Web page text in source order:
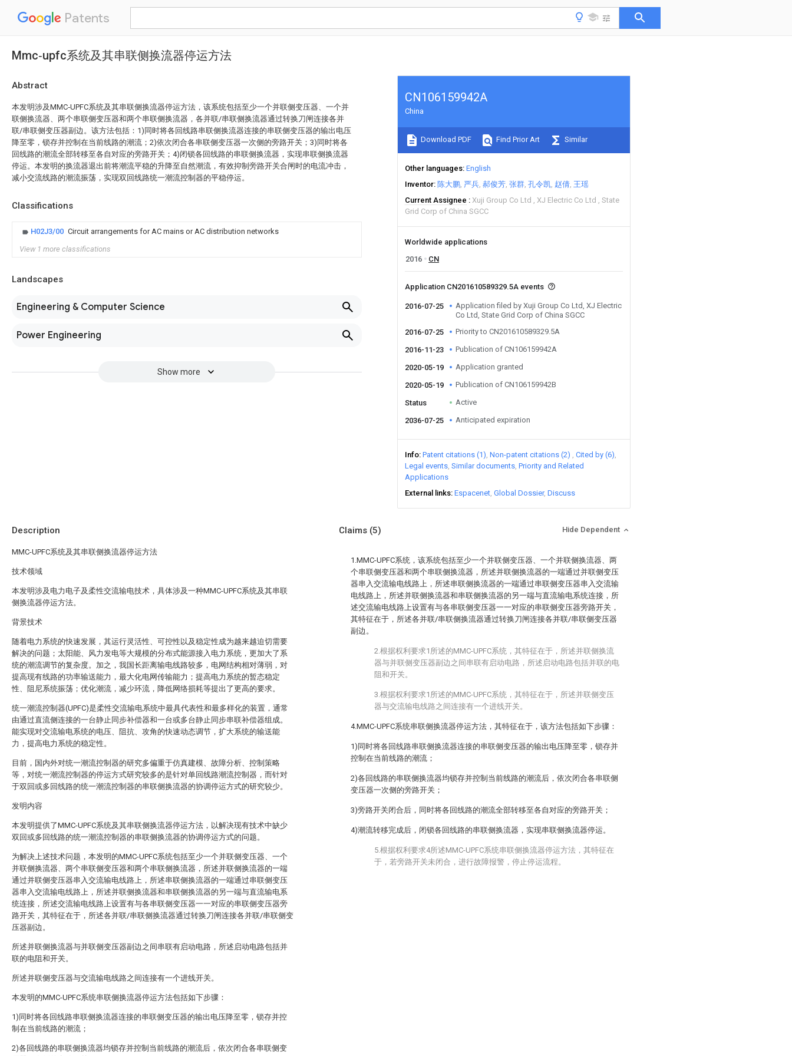
Patents
Mmc‑upfc系统及其串联侧换流器停运方法
Abstract
本发明涉及MMC‑UPFC系统及其串联侧换流器停运方法，该系统包括至少一个并联侧变压器、一个并
联侧换流器、两个串联侧变压器和两个串联侧换流器，各并联/串联侧换流器通过转换刀闸连接各并
联/串联侧变压器副边。该方法包括：1)同时将各回线路串联侧换流器连接的串联侧变压器的输出电压
降至零，锁存并控制在当前线路的潮流；2)依次闭合各串联侧变压器一次侧的旁路开关；3)同时将各
回线路的潮流全部转移至各自对应的旁路开关；4)闭锁各回线路的串联侧换流器，实现串联侧换流器
停运。本发明的换流器退出前将潮流平稳的升降至自然潮流，有效抑制旁路开关合闸时的电流冲击，
减小交流线路的潮流振荡，实现双回线路统一潮流控制器的平稳停运。
Classifications
H02J3/00 Circuit arrangements for AC mains or AC distribution networks
View 1 more classifications
Landscapes
Engineering & Computer Science
Power Engineering
Show more
CN106159942A
China
Download PDF Find Prior Art Similar
Other languages English
Inventor 陈大鹏 严兵 郝俊芳 张群 孔令凯 赵倩 王瑶
Current Assignee
Xuji Group Co Ltd XJ Electric Co Ltd
State
Grid Corp of China SGCC
Worldwide applications
2016
CN
Application CN201610589329.5A events
2016-07-25
Application filed by Xuji Group Co Ltd, XJ Electric
Co Ltd, State Grid Corp of China SGCC
2016-07-25
Priority to CN201610589329.5A
2016-11-23 Publication of CN106159942A
2020-05-19 Application granted
2020-05-19 Publication of CN106159942B
Status Active
2036-07-25 Anticipated expiration
Info Patent citations (1) Non-patent citations (2)
Cited by (6)
Legal events Similar documents Priority and Related
Applications
External links Espacenet Global Dossier Discuss
Description
MMC-UPFC系统及其串联侧换流器停运方法
技术领域
本发明涉及电力电子及柔性交流输电技术，具体涉及一种MMC-UPFC系统及其串联
侧换流器停运方法。
背景技术
随着电力系统的快速发展，其运行灵活性、可控性以及稳定性成为越来越迫切需要
解决的问题；太阳能、风力发电等大规模的分布式能源接入电力系统，更加大了系
统的潮流调节的复杂度。加之，我国长距离输电线路较多，电网结构相对薄弱，对
提高现有线路的功率输送能力，最大化电网传输能力；提高电力系统的暂态稳定
性、阻尼系统振荡；优化潮流，减少环流，降低网络损耗等提出了更高的要求。
统一潮流控制器(UPFC)是柔性交流输电系统中最具代表性和最多样化的装置，通常
由通过直流侧连接的一台静止同步补偿器和一台或多台静止同步串联补偿器组成。
能实现对交流输电系统的电压、阻抗、攻角的快速动态调节，扩大系统的输送能
力，提高电力系统的稳定性。
目前，国内外对统一潮流控制器的研究多偏重于仿真建模、故障分析、控制策略
等，对统一潮流控制器的停运方式研究较多的是针对单回线路潮流控制器，而针对
于双回或多回线路的统一潮流控制器的串联侧换流器的协调停运方式的研究较少。
发明内容
本发明提供了MMC-UPFC系统及其串联侧换流器停运方法，以解决现有技术中缺少
双回或多回线路的统一潮流控制器的串联侧换流器的协调停运方式的问题。
为解决上述技术问题，本发明的MMC-UPFC系统包括至少一个并联侧变压器、一个
并联侧换流器、两个串联侧变压器和两个串联侧换流器，所述并联侧换流器的一端
通过并联侧变压器串入交流输电线路上，所述串联侧换流器的一端通过串联侧变压
器串入交流输电线路上，所述并联侧换流器和串联侧换流器的另一端与直流输电系
统连接，所述交流输电线路上设置有与各串联侧变压器一一对应的串联侧变压器旁
路开关，其特征在于，所述各并联/串联侧换流器通过转换刀闸连接各并联/串联侧变
压器副边。
所述并联侧换流器与并联侧变压器副边之间串联有启动电路，所述启动电路包括并
联的电阻和开关。
所述并联侧变压器与交流输电线路之间连接有一个进线开关。
本发明的MMC-UPFC系统串联侧换流器停运方法包括如下步骤：
1)同时将各回线路串联侧换流器连接的串联侧变压器的输出电压降至零，锁存并控
制在当前线路的潮流；
2)各回线路的串联侧换流器均锁存并控制当前线路的潮流后，依次闭合各串联侧变
Claims (5) Hide Dependent
1.MMC-UPFC系统，该系统包括至少一个并联侧变压器、一个并联侧换流器、两
个串联侧变压器和两个串联侧换流器，所述并联侧换流器的一端通过并联侧变压
器串入交流输电线路上，所述串联侧换流器的一端通过串联侧变压器串入交流输
电线路上，所述并联侧换流器和串联侧换流器的另一端与直流输电系统连接，所
述交流输电线路上设置有与各串联侧变压器一一对应的串联侧变压器旁路开关，
其特征在于，所述各并联/串联侧换流器通过转换刀闸连接各并联/串联侧变压器
副边。
2.根据权利要求1所述的MMC-UPFC系统，其特征在于，所述并联侧换流
器与并联侧变压器副边之间串联有启动电路，所述启动电路包括并联的电
阻和开关。
3.根据权利要求1所述的MMC-UPFC系统，其特征在于，所述并联侧变压
器与交流输电线路之间连接有一个进线开关。
4.MMC-UPFC系统串联侧换流器停运方法，其特征在于，该方法包括如下步骤：
1)同时将各回线路串联侧换流器连接的串联侧变压器的输出电压降至零，锁存并
控制在当前线路的潮流；
2)各回线路的串联侧换流器均锁存并控制当前线路的潮流后，依次闭合各串联侧
变压器一次侧的旁路开关；
3)旁路开关闭合后，同时将各回线路的潮流全部转移至各自对应的旁路开关；
4)潮流转移完成后，闭锁各回线路的串联侧换流器，实现串联侧换流器停运。
5.根据权利要求4所述MMC-UPFC系统串联侧换流器停运方法，其特征在
于，若旁路开关未闭合，进行故障报警，停止停运流程。